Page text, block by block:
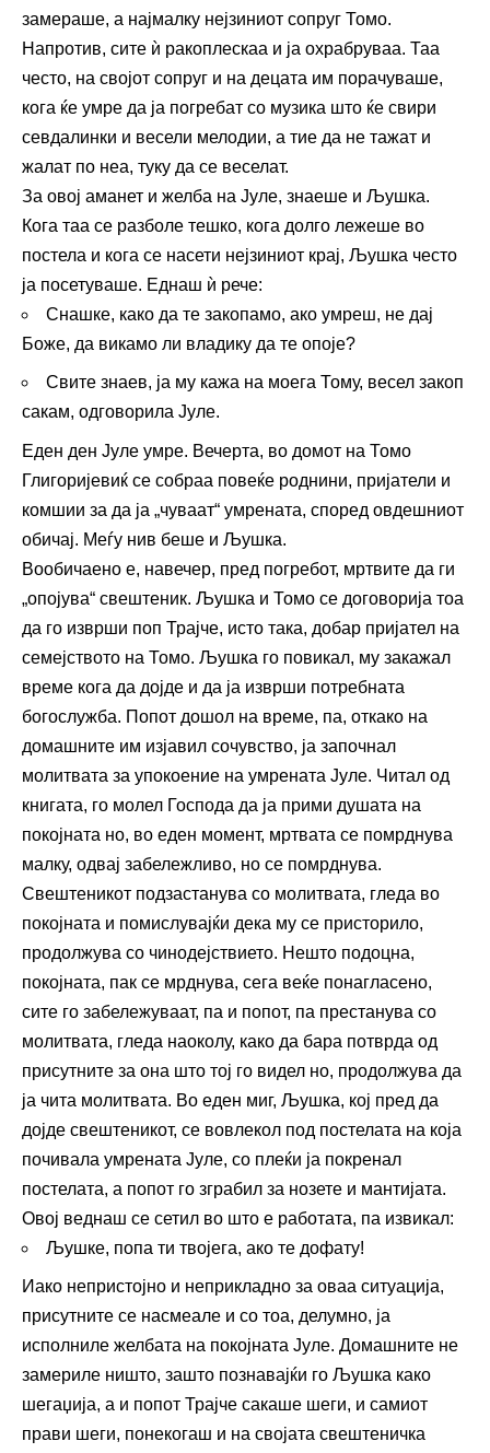
замераше, а најмалку нејзиниот сопруг Томо.
Напротив, сите ѝ ракоплескаа и ја охрабруваа. Таа
често, на својот сопруг и на децата им порачуваше,
кога ќе умре да ја погребат со музика што ќе свири
севдалинки и весели мелодии, а тие да не тажат и
жалат по неа, туку да се веселат.
За овој аманет и желба на Јуле, знаеше и Љушка.
Кога таа се разболе тешко, кога долго лежеше во
постела и кога се насети нејзиниот крај, Љушка често
ја посетуваше. Еднаш ѝ рече:
Снашке, како да те закопамо, ако умреш, не дај
Боже, да викамо ли владику да те опоје?
Свите знаев, ја му кажа на моега Тому, весел закоп
сакам, одговорила Јуле.
Еден ден Јуле умре. Вечерта, во домот на Томо
Глигоријевиќ се собраа повеќе роднини, пријатели и
комшии за да ја „чуваат“ умрената, според овдешниот
обичај. Меѓу нив беше и Љушка.
Вообичаено е, навечер, пред погребот, мртвите да ги
„опојува“ свештеник. Љушка и Томо се договорија тоа
да го изврши поп Трајче, исто така, добар пријател на
семејството на Томо. Љушка го повикал, му закажал
време кога да дојде и да ја изврши потребната
богослужба. Попот дошол на време, па, откако на
домашните им изјавил сочувство, ја започнал
молитвата за упокоение на умрената Јуле. Читал од
книгата, го молел Господа да ја прими душата на
покојната но, во еден момент, мртвата се помрднува
малку, одвај забележливо, но се помрднува.
Свештеникот подзастанува со молитвата, гледа во
покојната и помислувајќи дека му се присторило,
продолжува со чинодејствието. Нешто подоцна,
покојната, пак се мрднува, сега веќе понагласено,
сите го забележуваат, па и попот, па престанува со
молитвата, гледа наоколу, како да бара потврда од
присутните за она што тој го видел но, продолжува да
ја чита молитвата. Во еден миг, Љушка, кој пред да
дојде свештеникот, се вовлекол под постелата на која
почивала умрената Јуле, со плеќи ја покренал
постелата, а попот го зграбил за нозете и мантијата.
Овој веднаш се сетил во што е работата, па извикал:
Љушке, попа ти твојега, ако те дофату!
Иако непристојно и неприкладно за оваа ситуација,
присутните се насмеале и со тоа, делумно, ја
исполниле желбата на покојната Јуле. Домашните не
замериле ништо, зашто познавајќи го Љушка како
шегаџија, а и попот Трајче сакаше шеги, и самиот
прави шеги, понекогаш и на својата свештеничка